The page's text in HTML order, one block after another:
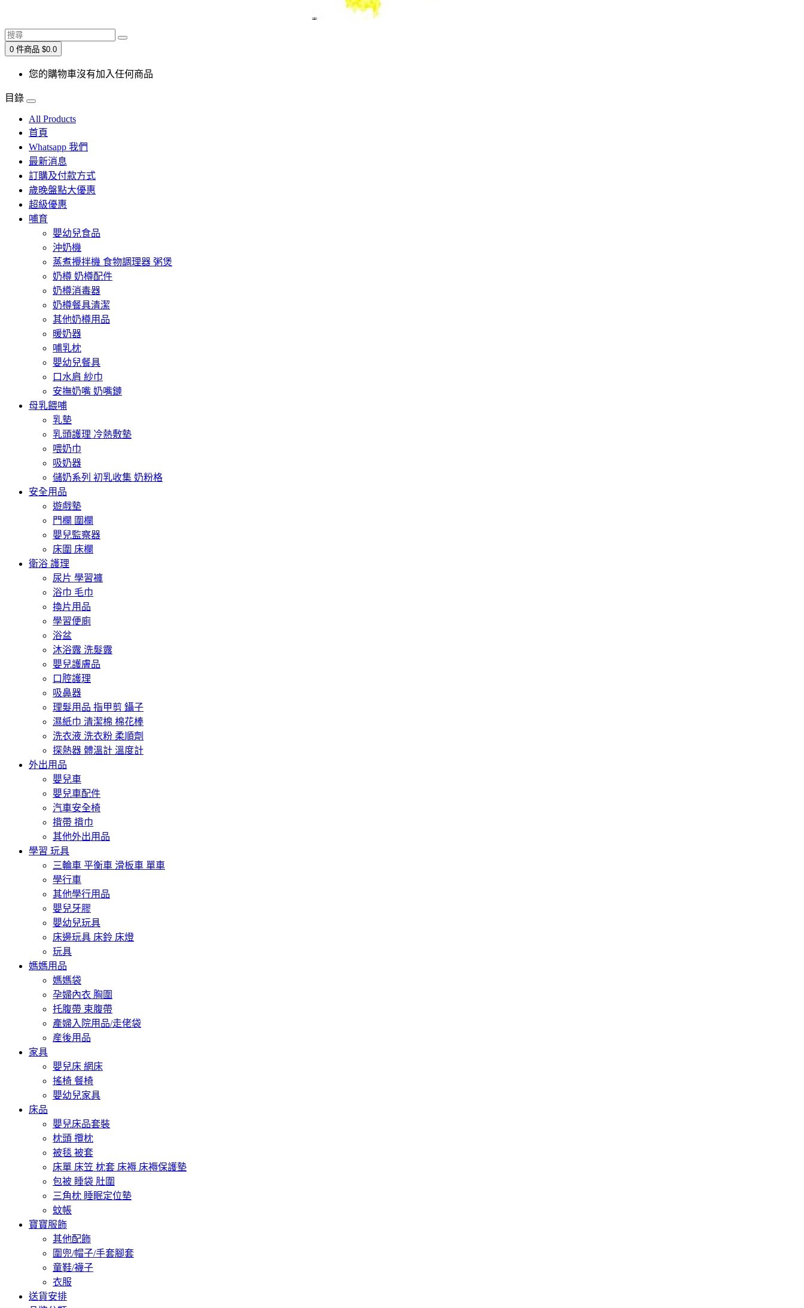
0 件商品 $0.0
您的購物車沒有加入任何商品
目錄
All Products
首頁
Whatsapp 我們
最新消息
訂購及付款方式
歲晚盤點大優惠
超級優惠
哺育
嬰幼兒食品
沖奶機
蒸煮攪拌機 食物調理器 粥煲
奶樽 奶樽配件
奶樽消毒器
奶樽餐具清潔
其他奶樽用品
暖奶器
哺乳枕
嬰幼兒餐具
口水肩 紗巾
安撫奶嘴 奶嘴鏈
母乳餵哺
乳墊
乳頭護理 冷熱敷墊
喂奶巾
吸奶器
儲奶系列 初乳收集 奶粉格
安全用品
遊戲墊
門欄 圍欄
嬰兒監察器
床圍 床欄
衛浴 護理
尿片 學習褲
浴巾 毛巾
換片用品
學習便廁
浴盆
沐浴露 洗髮露
嬰兒護膚品
口腔護理
吸鼻器
理髮用品 指甲剪 鑷子
濕紙巾 清潔棉 棉花棒
洗衣液 洗衣粉 柔順劑
探熱器 體溫計 溫度計
外出用品
嬰兒車
嬰兒車配件
汽車安全椅
揹帶 揹巾
其他外出用品
學習 玩具
三輪車 平衡車 滑板車 單車
學行車
其他學行用品
嬰兒牙膠
嬰幼兒玩具
床邊玩具 床鈴 床燈
玩具
媽媽用品
媽媽袋
孕婦內衣 胸圍
托腹帶 束腹帶
產婦入院用品/走佬袋
産後用品
家具
嬰兒床 網床
搖椅 餐椅
嬰幼兒家具
床品
嬰兒床品套裝
枕頭 攬枕
被毯 被套
床單 床笠 枕套 床褥 床褥保護墊
包被 睡袋 肚圍
三角枕 睡眠定位墊
蚊帳
寶寶服飾
其他配飾
圍兜/帽子/手套腳套
童鞋/襪子
衣服
送貨安排